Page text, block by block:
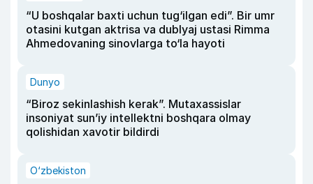
“U boshqalar baxti uchun tug‘ilgan edi”. Bir umr
otasini kutgan aktrisa va dublyaj ustasi Rimma
Ahmedovaning sinovlarga to‘la hayoti
Dunyo
“Biroz sekinlashish kerak”. Mutaxassislar
insoniyat sun’iy intellektni boshqara olmay
qolishidan xavotir bildirdi
O‘zbekiston